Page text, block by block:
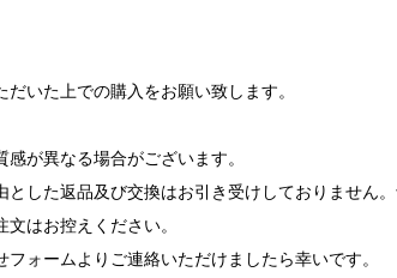
いた上での購入をお願い致します。
が異なる場合がございます。
した返品及び交換はお引き受けしておりません。
はお控えください。
ォームよりご連絡いただけましたら幸いです。